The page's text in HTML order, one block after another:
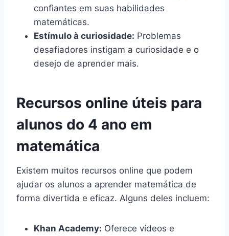
confiantes em suas habilidades
matemáticas.
Estímulo à curiosidade: Problemas
desafiadores instigam a curiosidade e o
desejo de aprender mais.
Recursos online úteis para
alunos do 4 ano em
matemática
Existem muitos recursos online que podem
ajudar os alunos a aprender matemática de
forma divertida e eficaz. Alguns deles incluem:
Khan Academy: Oferece vídeos e